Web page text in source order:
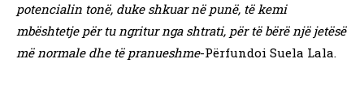
potencialin tonë, duke shkuar në punë, të kemi
mbështetje për tu ngritur nga shtrati, për të bërë një jetësë
më normale dhe të pranueshme-Përfundoi Suela Lala.